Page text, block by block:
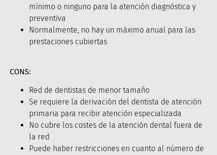
mínimo o ninguno para la atención diagnóstica y
preventiva
Normalmente, no hay un máximo anual para las
prestaciones cubiertas
CONS:
Red de dentistas de menor tamaño
Se requiere la derivación del dentista de atención
primaria para recibir atención especializada
No cubre los costes de la atención dental fuera de
la red
Puede haber restricciones en cuanto al número de